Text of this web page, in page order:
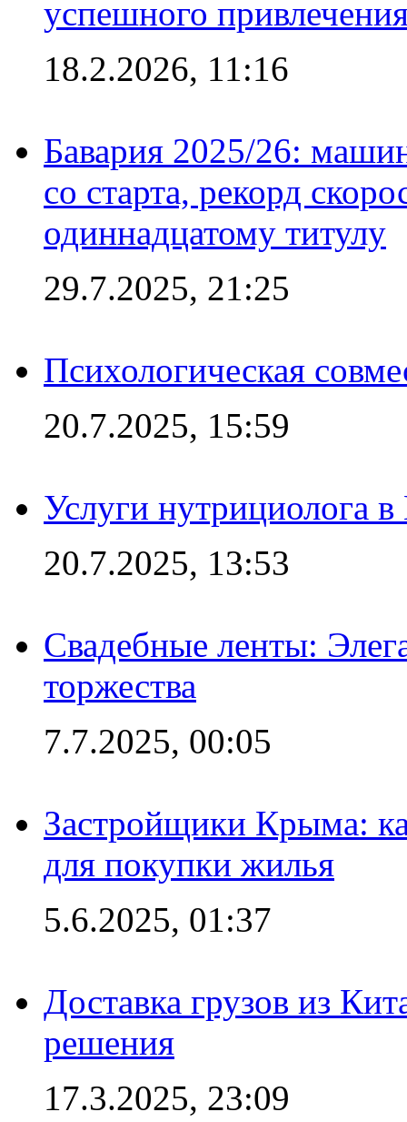
успешного
18.2.2026, 11:16
Бавария 2025/26:
со старта, рекорд
одиннадцатому титулу
29.7.2025, 21:25
Психологическая
20.7.2025, 15:59
Услуги нутрициолога
20.7.2025, 13:53
Свадебные ленты:
торжества
7.7.2025, 00:05
Застройщики Крыма:
для покупки жилья
5.6.2025, 01:37
Доставка грузов из
решения
17.3.2025, 23:09